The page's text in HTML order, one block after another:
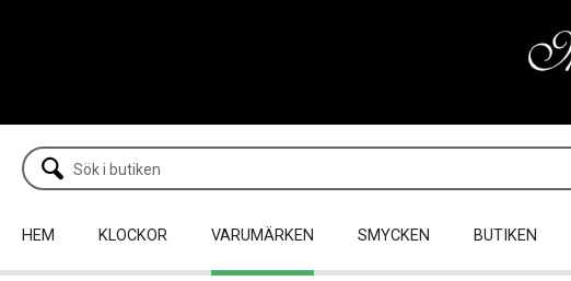
HEM KLOCKOR VARUMÄRKEN SMYCKEN BUTIKEN